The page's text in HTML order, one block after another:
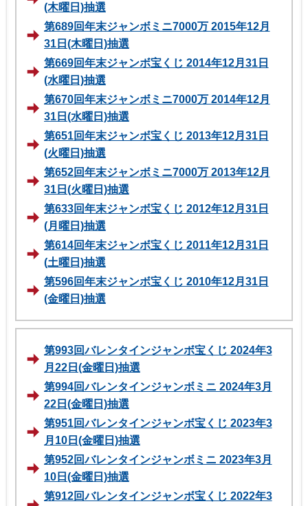
(木曜日)抽選
第689回年末ジャンボミニ7000万 2015年12月
31日(木曜日)抽選
第669回年末ジャンボ宝くじ 2014年12月31日
(水曜日)抽選
第670回年末ジャンボミニ7000万 2014年12月
31日(水曜日)抽選
第651回年末ジャンボ宝くじ 2013年12月31日
(火曜日)抽選
第652回年末ジャンボミニ7000万 2013年12月
31日(火曜日)抽選
第633回年末ジャンボ宝くじ 2012年12月31日
(月曜日)抽選
第614回年末ジャンボ宝くじ 2011年12月31日
(土曜日)抽選
第596回年末ジャンボ宝くじ 2010年12月31日
(金曜日)抽選
第993回バレンタインジャンボ宝くじ 2024年3
月22日(金曜日)抽選
第994回バレンタインジャンボミニ 2024年3月
22日(金曜日)抽選
第951回バレンタインジャンボ宝くじ 2023年3
月10日(金曜日)抽選
第952回バレンタインジャンボミニ 2023年3月
10日(金曜日)抽選
第912回バレンタインジャンボ宝くじ 2022年3